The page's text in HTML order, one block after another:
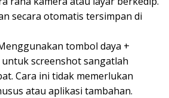
secara otomatis tersimpan di
tombol daya +
screenshot sangatlah
Cara ini tidak memerlukan
atau aplikasi tambahan.